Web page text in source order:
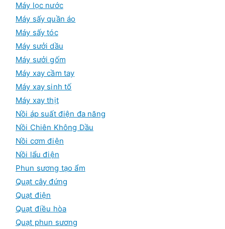
Máy lọc nước
Máy sấy quần áo
Máy sấy tóc
Máy sưởi dầu
Máy sưởi gốm
Máy xay cầm tay
Máy xay sinh tố
Máy xay thịt
Nồi áp suất điện đa năng
Nồi Chiên Không Dầu
Nồi cơm điện
Nồi lẩu điện
Phun sương tạo ẩm
Quạt cây đứng
Quạt điện
Quạt điều hòa
Quạt phun sương